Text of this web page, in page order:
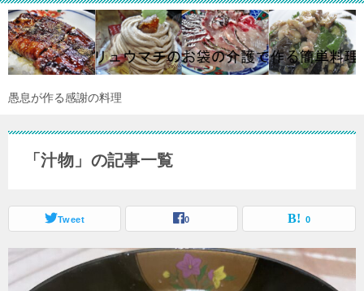
愚息が作る感謝の料理
「汁物」の記事一覧
Tweet 0 0